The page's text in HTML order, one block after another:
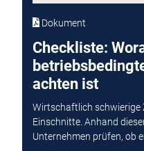
Dokument
Checkliste:
achten ist
Wirtschaftlich schwierige
Einschnitte. Anhand
Unternehmen prüfen, ob